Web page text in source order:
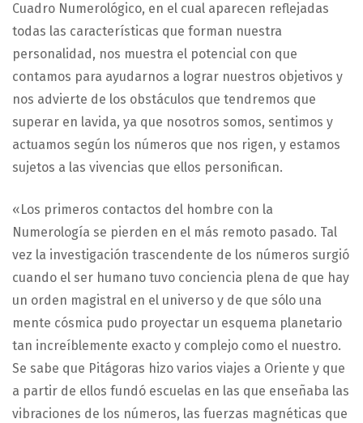
Cuadro Numerológico, en el cual aparecen reflejadas
todas las características que forman nuestra
personalidad, nos muestra el potencial con que
contamos para ayudarnos a lograr nuestros objetivos y
nos advierte de los obstáculos que tendremos que
superar en lavida, ya que nosotros somos, sentimos y
actuamos según los números que nos rigen, y estamos
sujetos a las vivencias que ellos personifican.
«Los primeros contactos del hombre con la
Numerología se pierden en el más remoto pasado. Tal
vez la investigación trascendente de los números surgió
cuando el ser humano tuvo conciencia plena de que hay
un orden magistral en el universo y de que sólo una
mente cósmica pudo proyectar un esquema planetario
tan increíblemente exacto y complejo como el nuestro.
Se sabe que Pitágoras hizo varios viajes a Oriente y que
a partir de ellos fundó escuelas en las que enseñaba las
vibraciones de los números, las fuerzas magnéticas que